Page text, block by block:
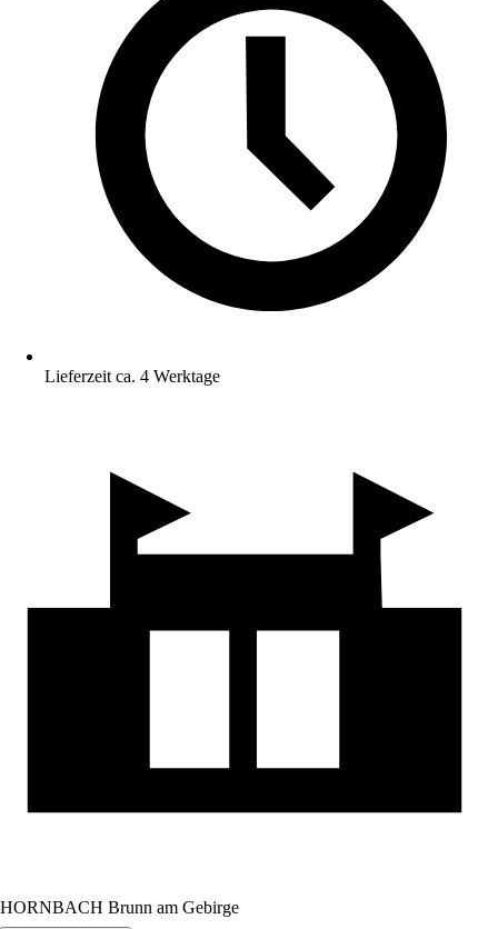
Lieferzeit ca. 4 Werktage
HORNBACH Brunn am Gebirge